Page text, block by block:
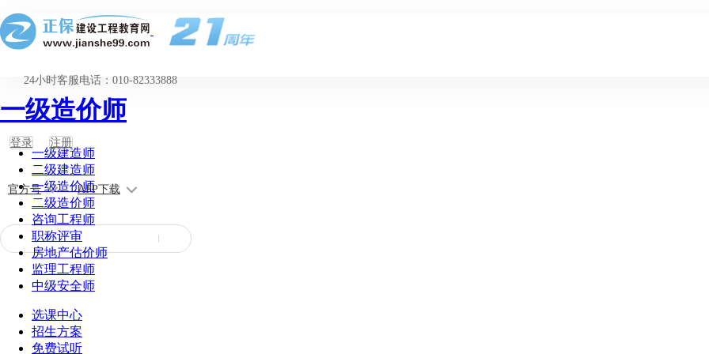
24小时客服电话：010-82333888
登录 注册
官方号 APP下载
一级造价师
一级建造师
二级建造师
一级造价师
二级造价师
咨询工程师
职称评审
房地产估价师
监理工程师
中级安全师
选课中心
招生方案
免费试听